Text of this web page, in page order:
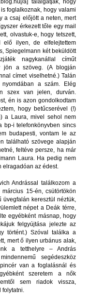
a] találgatják, hogy
foglalkoznak, hogy valami
a csaj előjött a neten, mert
érkezett tőle egy mail
olvastuk-e, hogy tetszett,
elő ilyen, de elfelejtettem
Spiegelmann két beküldött
nagykanállal címűt
jön a szöveg. (A blogján
címet viselhetné.) Talán
a szám. Elég
szex van jelen, durván.
én is azon gondolkodtam
hogy betűcserével (!)
a Laura, mivel sehol nem
i telefonkönyvben sincs
budapesti, vontam le az
található szövege alapján
feltéve persze, ha már
Laura. Ha pedig nem
elragadóan az édest.
Andrással találkozom a
15-én, csütörtökön
üvegfalán keresztül néztük,
népet a Deák térre,
egyébként másnap, hogy
felgyújtása jelezte az
történt.) Szóval találka a
mert ő ilyen urbánus alak,
a tetthelyre – András
segédeszköz
van a foglalásnál és
szeretem a nők
sem riadok vissza,
folytatni.